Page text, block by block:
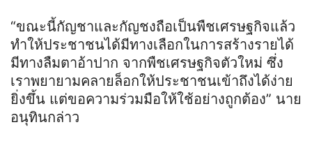
“ขณะนี้กัญชาและกัญชงถือเป็นพืชเศรษฐกิจแล้ว
ทำให้ประชาชนได้มีทางเลือกในการสร้างรายได้
มีทางลืมตาอ้าปาก จากพืชเศรษฐกิจตัวใหม่ ซึ่ง
เราพยายามคลายล็อกให้ประชาชนเข้าถึงได้ง่าย
ยิ่งขึ้น แต่ขอความร่วมมือให้ใช้อย่างถูกต้อง” นาย
อนุทินกล่าว